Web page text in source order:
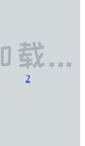
2